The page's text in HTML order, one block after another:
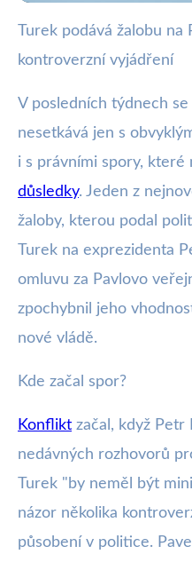
webya.cz
Politik Turek
exprezidenta
10. 1. 2026· 3 min čtení ·
Turek podává žalobu na
kontroverzní vyjádření
V posledních týdnech
nesetkává jen s
i s právními spory, které
důsledky. Jeden z
žaloby, kterou podal
Turek na exprezidenta
omluvu za Pavlovo
zpochybnil jeho
nové vládě.
Kde začal spor?
Konflikt začal, když Petr
nedávných rozhovorů
Turek "by neměl být
názor několika
působení v politice.